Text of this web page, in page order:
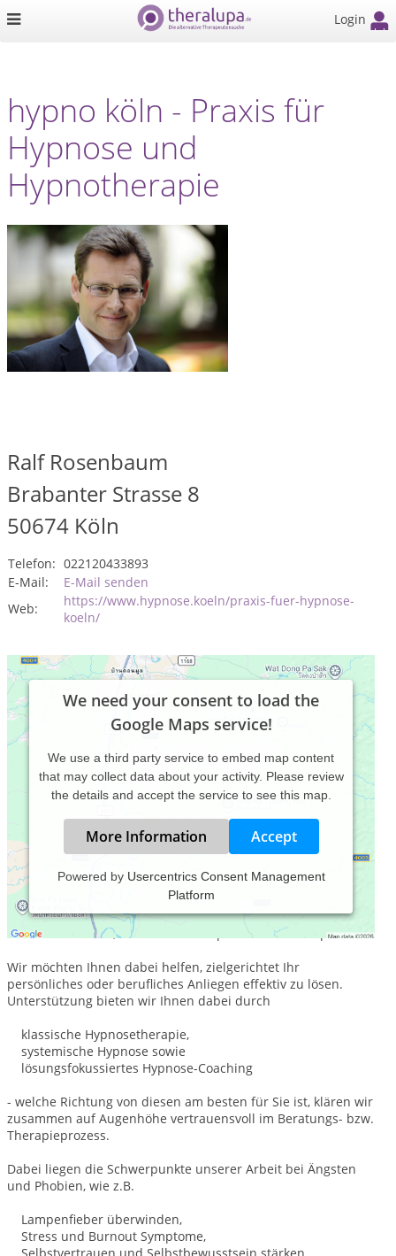
Login
hypno köln - Praxis für
Hypnose und
Hypnotherapie
Ralf Rosenbaum
Brabanter Strasse 8
50674 Köln
Telefon: 022120433893
E-Mail:
E-Mail senden
Web:
https://www.hypnose.koeln/praxis-fuer-hypnose-
koeln/
We need your consent to load the
Google Maps service!
We use a third party service to embed map content
that may collect data about your activity. Please review
the details and accept the service to see this map.
More Information Accept
Powered by Usercentrics Consent Management
Platform
hypno köln - Ihre Praxis für Hypnose und Hypnotherapie Köln
- finden Sie direkt zentral gelegen und gut erreichbar im
Zentrum von Köln, zwischen Rudolfplatz und Friesenplatz.
Wir möchten Ihnen dabei helfen, zielgerichtet Ihr
persönliches oder berufliches Anliegen effektiv zu lösen.
Unterstützung bieten wir Ihnen dabei durch
klassische Hypnosetherapie,
systemische Hypnose sowie
lösungsfokussiertes Hypnose-Coaching
- welche Richtung von diesen am besten für Sie ist, klären wir
zusammen auf Augenhöhe vertrauensvoll im Beratungs- bzw.
Therapieprozess.
Dabei liegen die Schwerpunkte unserer Arbeit bei Ängsten
und Phobien, wie z.B.
Lampenfieber überwinden,
Stress und Burnout Symptome,